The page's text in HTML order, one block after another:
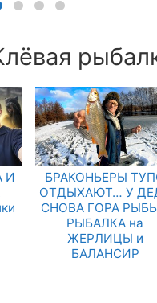
И
БРАКОНЬЕРЫ
ОТДЫХАЮТ… У
СНОВА ГОРА
РЫБАЛКА на
ЖЕРЛИЦЫ и
БАЛАНСИР